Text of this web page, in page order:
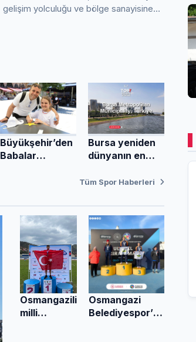
gelişim yolculuğu ve bölge sanayisine
Büyükşehir’den
Babalar
Bursa yeniden
dünyanın en
arasında
Tüm Spor Haberleri
Osmangazili
milli
Osmangazi
Belediyespor’un